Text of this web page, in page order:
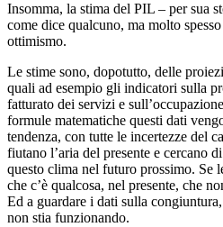
Insomma, la stima del PIL – per sua
come dice qualcuno, ma molto
ottimismo.
Le stime sono, dopotutto, delle
quali ad esempio gli indicatori sulla
fatturato dei servizi e
formule matematiche questi dati
tendenza, con tutte le incertezze del
fiutano l’aria del presente e cercano
questo clima nel futuro prossimo. Se
che c’è qualcosa, nel presente, che
Ed a guardare i dati sulla
non stia funzionando.